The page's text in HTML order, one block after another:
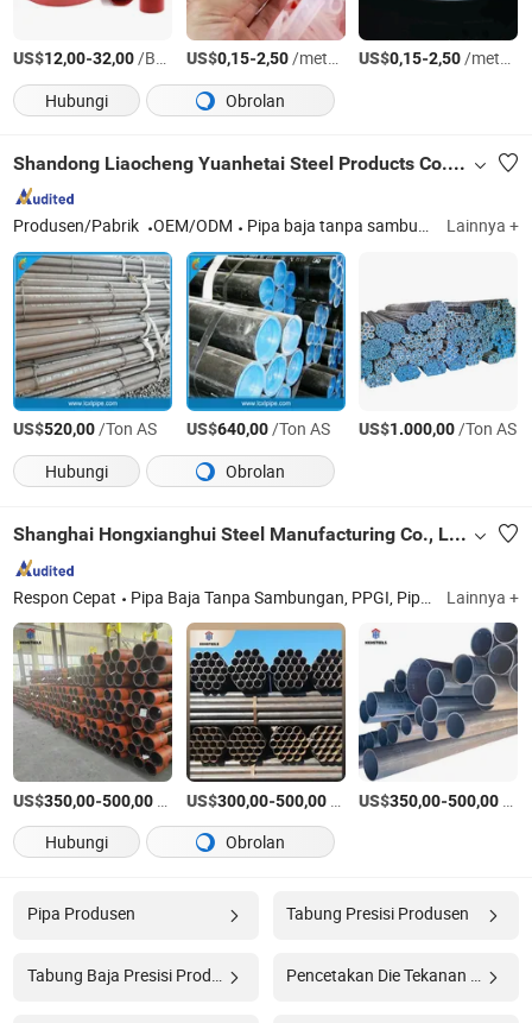
US$12,00-32,00/Bagian US$0,15-2,50/meters US$0,15-2,50/meters
Hubungi
Obrolan
Shandong Liaocheng Yuanhetai Steel Products Co., Ltd.
Produsen/Pabrik OEM/ODM Pipa baja tanpa sambungan Lainnya +
US$520,00/Ton AS US$640,00/Ton AS US$1.000,00/Ton AS
Hubungi
Obrolan
Shanghai Hongxianghui Steel Manufacturing Co., Ltd.
Respon Cepat Pipa Baja Tanpa Sambungan, PPGI, Pipa Tanpa Sambungan, Pipa Besi Duktile, Pipa Las, Koil Berasap, Pipa Stainless, Koil Stainless, Produk Logam, Produk Baja Lainnya +
US$350,00-500,00 US$300,00-500,00/Ton AS US$350,00-500,00
Hubungi
Obrolan
Pipa Produsen Tabung Presisi Produsen